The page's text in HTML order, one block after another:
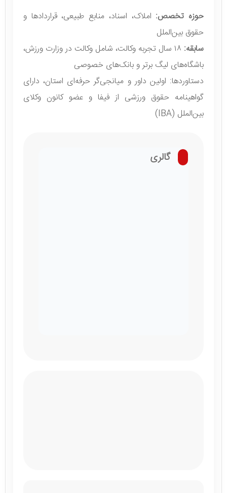
حوزه تخصص: املاک، اسناد، منابع طبیعی، قراردادها و
حقوق بین‌الملل
سابقه:
۱۸ سال تجربه وکالت، شامل وکالت در وزارت ورزش،
باشگاه‌های لیگ برتر و بانک‌های خصوصی
دستاوردها: اولین داور و میانجی‌گر حرفه‌ای استان، دارای
گواهینامه حقوق ورزشی از فیفا و عضو کانون وکلای
بین‌الملل (IBA)
گالری